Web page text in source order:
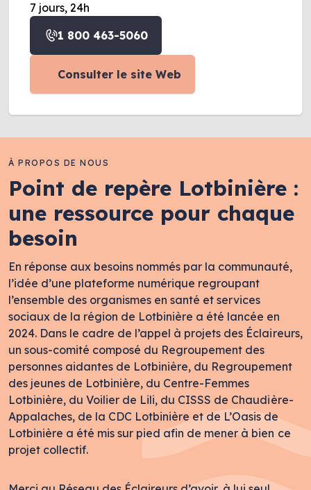
7 jours, 24h
1 800 463-5060
Consulter le site Web
À PROPOS DE NOUS
Point de repère Lotbinière :
une ressource pour chaque
besoin
En réponse aux besoins nommés par la communauté,
l’idée d’une plateforme numérique regroupant
l’ensemble des organismes en santé et services
sociaux de la région de Lotbinière a été lancée en
2024. Dans le cadre de l’appel à projets des Éclaireurs,
un sous-comité composé du Regroupement des
personnes aidantes de Lotbinière, du Regroupement
des jeunes de Lotbinière, du Centre-Femmes
Lotbinière, du Voilier de Lili, du CISSS de Chaudière-
Appalaches, de la CDC Lotbinière et de L’Oasis de
Lotbinière a été mis sur pied afin de mener à bien ce
projet collectif.